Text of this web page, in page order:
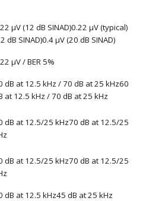
μV (12 dB SINAD)0.22 μV (typical)
dB SINAD)0.4 μV (20 dB SINAD)
μV / BER 5%
dB at 12.5 kHz / 70 dB at 25 kHz60
at 12.5 kHz / 70 dB at 25 kHz
dB at 12.5/25 kHz70 dB at 12.5/25
dB at 12.5/25 kHz70 dB at 12.5/25
dB at 12.5 kHz45 dB at 25 kHz